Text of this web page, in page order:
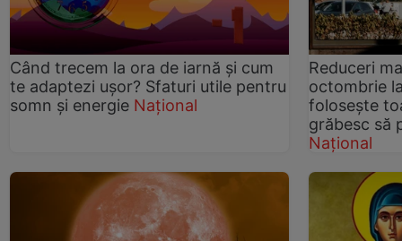
Când trecem la ora de iarnă și cum
te adaptezi ușor? Sfaturi utile pentru
somn și energie Național
Reduceri
octombrie
folosește
grăbesc să
Național